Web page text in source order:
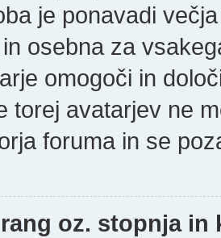
je ponavadi
osebna za
omogoči in
torej avatarjev ne
foruma in se
oz. stopnja in